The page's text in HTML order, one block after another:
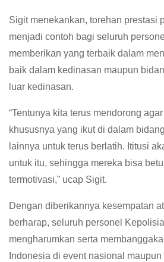
Sigit menekankan, torehan prestasi
menjadi contoh bagi seluruh
memberikan yang terbaik dalam
baik dalam kedinasan maupun
luar kedinasan.
“Tentunya kita terus mendorong
khususnya yang ikut di dalam
lainnya untuk terus berlatih. Ititusi
untuk itu, sehingga mereka bisa
termotivasi,” ucap Sigit.
Dengan diberikannya kesempatan
berharap, seluruh personel
mengharumkan serta
Indonesia di event nasional